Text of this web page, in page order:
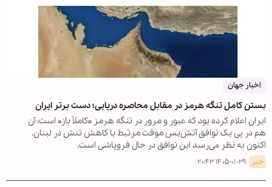
اخبار جهان
بستن کامل تنگه هرمز در مقابل محاصره دریایی؛ دست برتر ایران
ایران اعلام کرده بود که عبور و مرور در تنگه هرمز «کاملاً باز» است؛ آن
هم در پی یک توافق آتش‌بس موقت مرتبط با کاهش تنش در لبنان.
اکنون به نظر می‌رسد این توافق در حال فروپاشی است.
خبر ۱۴۰۵-۰۱-۲۹ ۲۰:۴۳